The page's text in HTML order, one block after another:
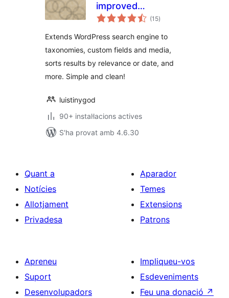
improved
WordPress search
(15puntuacions
totals
)
Extends WordPress search engine to
taxonomies, custom fields and media,
sorts results by relevance or date, and
more. Simple and clean!
luistinygod
90+ instal·lacions actives
S'ha provat amb 4.6.30
Quant a
Notícies
Allotjament
Privadesa
Aparador
Temes
Extensions
Patrons
Apreneu
Suport
Desenvolupadors
Impliqueu-vos
Esdeveniments
Feu una donació ↗